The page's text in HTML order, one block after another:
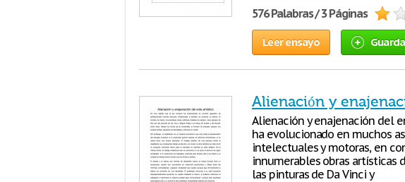
576 Palabras / 3 Páginas
Leer ensayo
Alienación y
Alienación y enajenación del
ha evolucionado en muchos
intelectuales y motoras, en
innumerables obras artísticas
las pinturas de Da Vinci y